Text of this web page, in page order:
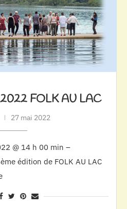
FOLK AU LAC
27 mai 2022
@ 14 h 00 min –
édition de FOLK AU LAC